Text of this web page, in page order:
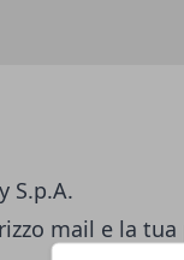
S.p.A.
mail e la